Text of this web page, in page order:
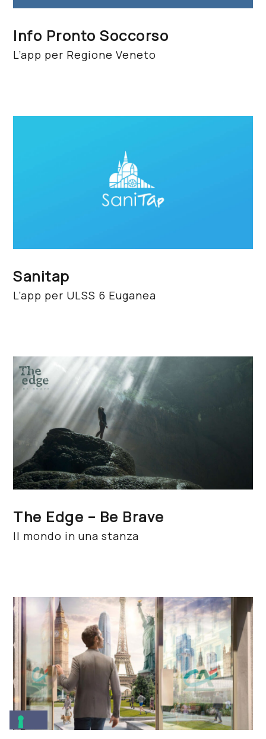
Info Pronto Soccorso
L’app per Regione Veneto
Sanitap
L’app per ULSS 6 Euganea
The Edge – Be Brave
Il mondo in una stanza